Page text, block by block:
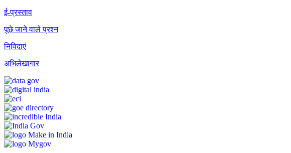
ई-प्रस्ताव
पूछे जाने वाले प्रश्न
निविदाएं
अभिलेखागार